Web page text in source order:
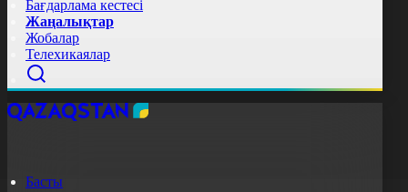
Бағдарлама кестесі
Жаңалықтар
Жобалар
Телехикаялар
Басты